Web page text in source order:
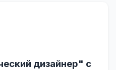
дизайнер" с